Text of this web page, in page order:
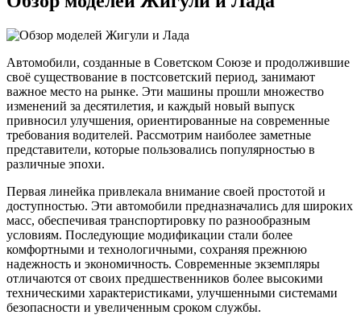
Автомобили, созданные в Советском Союзе и продолжившие
своё существование в постсоветский период, занимают
важное место на рынке. Эти машины прошли множество
изменений за десятилетия, и каждый новый выпуск
привносил улучшения, ориентированные на современные
требования водителей. Рассмотрим наиболее заметные
представители, которые пользовались популярностью в
различные эпохи.
Первая линейка привлекала внимание своей простотой и
доступностью. Эти автомобили предназначались для широких
масс, обеспечивая транспортировку по разнообразным
условиям. Последующие модификации стали более
комфортными и технологичными, сохраняя прежнюю
надежность и экономичность. Современные экземпляры
отличаются от своих предшественников более высокими
техническими характеристиками, улучшенными системами
безопасности и увеличенным сроком службы.